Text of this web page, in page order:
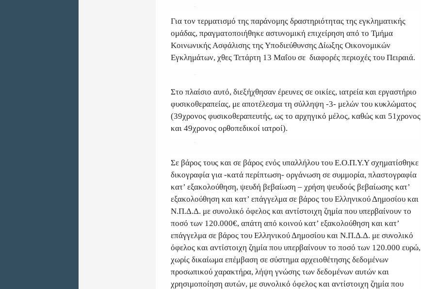
Για τον τερματισμό της παράνομης δραστηριότητας της εγκληματικής
ομάδας, πραγματοποιήθηκε αστυνομική επιχείρηση από το Τμήμα
Κοινωνικής Ασφάλισης της Υποδιεύθυνσης Δίωξης Οικονομικών
Εγκλημάτων, χθες Τετάρτη 13 Μαΐου σε διαφορές περιοχές του Πειραιά.
Στο πλαίσιο αυτό, διεξήχθησαν έρευνες σε οικίες, ιατρεία και εργαστήριο
φυσικοθεραπείας, με αποτέλεσμα τη σύλληψη -3- μελών του κυκλώματος
(39χρονος φυσικοθεραπευτής, ως το αρχηγικό μέλος, καθώς και 51χρονος
και 49χρονος ορθοπεδικοί ιατροί).
Σε βάρος τους και σε βάρος ενός υπαλλήλου του Ε.Ο.Π.Υ.Υ σχηματίσθηκε
δικογραφία για -κατά περίπτωση- οργάνωση σε συμμορία, πλαστογραφία
κατ’ εξακολούθηση, ψευδή βεβαίωση – χρήση ψευδούς βεβαίωσης κατ’
εξακολούθηση και κατ’ επάγγελμα σε βάρος του Ελληνικού Δημοσίου και
Ν.Π.Δ.Δ. με συνολικό όφελος και αντίστοιχη ζημία που υπερβαίνουν το
ποσό των 120.000€, απάτη από κοινού κατ’ εξακολούθηση και κατ’
επάγγελμα σε βάρος του Ελληνικού Δημοσίου και Ν.Π.Δ.Δ. με συνολικό
όφελος και αντίστοιχη ζημία που υπερβαίνουν το ποσό των 120.000 ευρώ,
χωρίς δικαίωμα επέμβαση σε σύστημα αρχειοθέτησης δεδομένων
προσωπικού χαρακτήρα, λήψη γνώσης των δεδομένων αυτών και
χρησιμοποίηση αυτών, με συνολικό όφελος και αντίστοιχη ζημία που